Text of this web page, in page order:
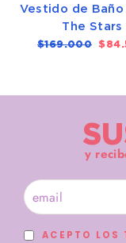
Vestido de
The Stars
Precio
$169.000
y
SUSCRÍBETE
A
NUESTRA
LISTA
CORREO
ACEPTO LOS